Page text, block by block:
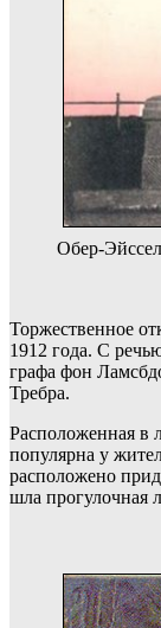
Обер-
Торжественное
1912 года. С
графа фон
Требра.
Расположенная в
популярна у
расположено
шла прогулочная